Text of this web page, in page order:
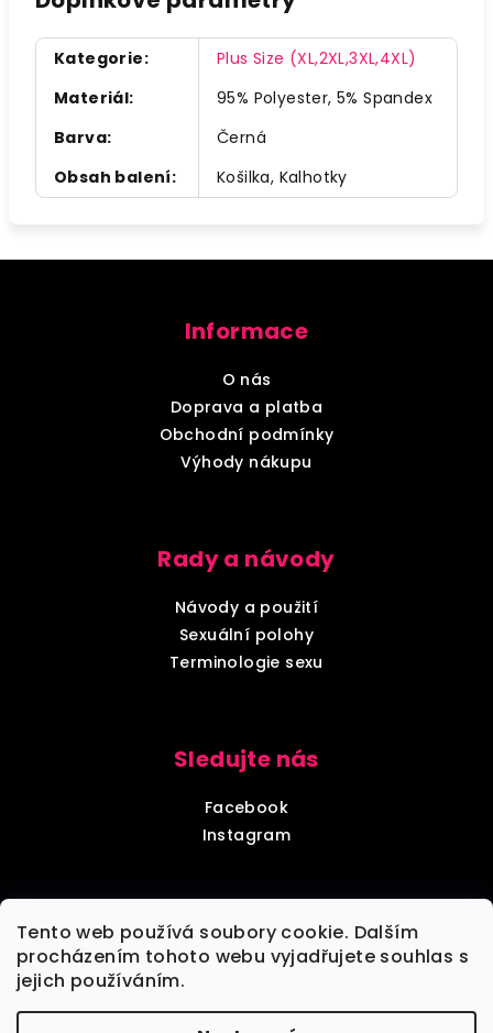
Tento web používá soubory cookie. Dalším
procházením tohoto webu vyjadřujete souhlas s
jejich používáním.
Kategorie:
Plus Size (XL,2XL,3XL,4XL)
Materiál:
95% Polyester, 5% Spandex
Barva:
Černá
Obsah balení: Košilka, Kalhotky
Informace
O nás
Doprava a platba
Obchodní podmínky
Výhody nákupu
Rady a návody
Návody a použití
Sexuální polohy
Terminologie sexu
Sledujte nás
Facebook
Instagram
Diskrétní balení
Každou objednávku zabalíme tak, aby nebylo poznat,